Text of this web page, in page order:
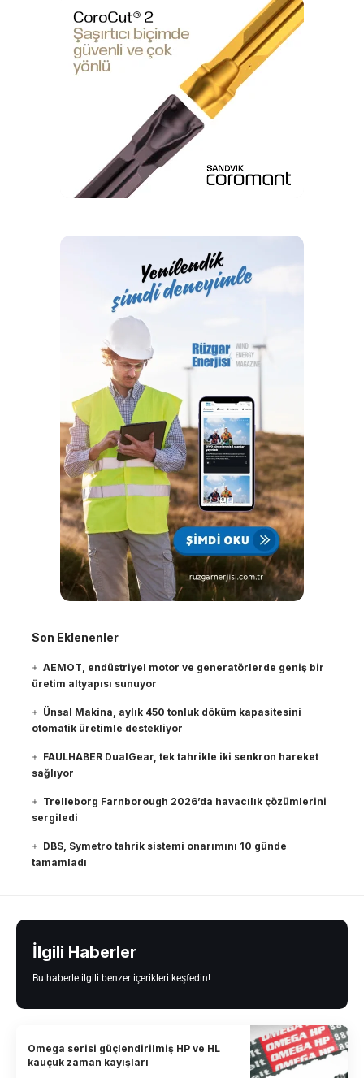
Son Eklenenler
AEMOT, endüstriyel motor ve generatörlerde geniş bir
üretim altyapısı sunuyor
Ünsal Makina, aylık 450 tonluk döküm kapasitesini
otomatik üretimle destekliyor
FAULHABER DualGear, tek tahrikle iki senkron hareket
sağlıyor
Trelleborg Farnborough 2026’da havacılık çözümlerini
sergiledi
DBS, Symetro tahrik sistemi onarımını 10 günde
tamamladı
İlgili Haberler
Bu haberle ilgili benzer içerikleri keşfedin!
Omega serisi güçlendirilmiş HP ve HL
kauçuk zaman kayışları